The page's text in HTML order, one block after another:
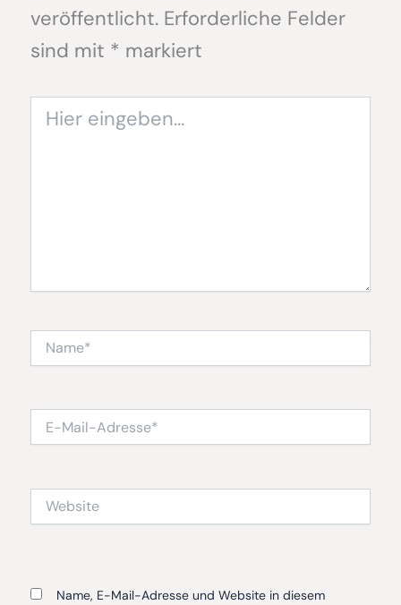
veröffentlicht. Erforderliche Felder
sind mit * markiert
eingeben…
Mail-
Website
Name, E-Mail-Adresse und Website in diesem